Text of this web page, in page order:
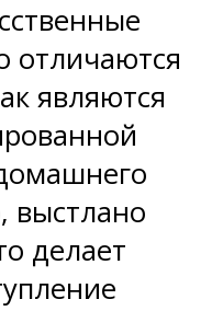
отличаются
являются
выстлано
делает